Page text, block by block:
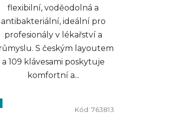
flexibilní, voděodolná a
antibakteriální, ideální pro
profesionály v lékařství a
S českým layoutem
a 109 klávesami poskytuje
komfortní a...
Kód: 763813